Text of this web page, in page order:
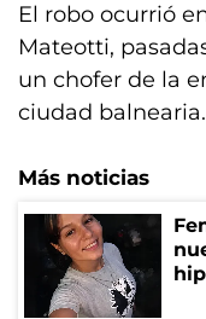
El robo ocurrió
Mateotti,
un chofer de la
ciudad balnearia.
Más noticias